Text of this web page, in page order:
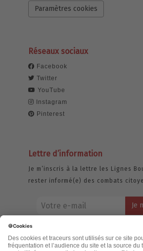
Paramètres cookies
Réseaux sociaux
Facebook
Twitter
YouTube
Instagram
Pinterest
Lettre d’information
Je m’inscris à la lettre les Lignes
rester informé(e) des combats
consulter notre politique de
cliquez ici.